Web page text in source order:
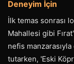
Deneyim İçin
İlk temas sonrası
Mahallesi gibi
nefis
tutarken, 'Eski